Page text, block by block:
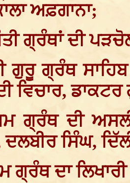
ਅਫ਼ਗਾਨਾ;
ਗ੍ਰੰਥਾਂ ਦੀ
ਗੁਰੂ ਗ੍ਰੰਥ
ਵਿਚਾਰ,
ਗ੍ਰੰਥ ਦੀ
ਸਿੰਘ,
ਗ੍ਰੰਥ ਦਾ